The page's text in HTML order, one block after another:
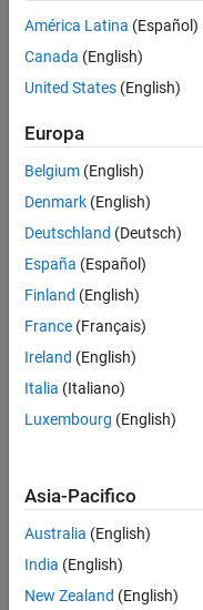
América Latina (Español)
Canada (English)
United States (English)
Europa
Belgium (English)
Denmark (English)
Deutschland (Deutsch)
España (Español)
Finland (English)
France (Français)
Ireland (English)
Italia (Italiano)
Luxembourg (English)
Asia-Pacifico
Australia (English)
India (English)
New Zealand (English)
Centro di fiducia
Antipirateria
Stato
© 1994-2026 The